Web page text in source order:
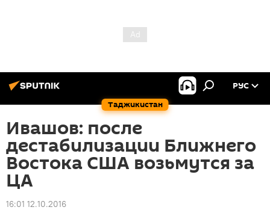
Таджикистан
РУС
Ивашов: после
дестабилизации Ближнего
Востока США возьмутся за
ЦА
16:01 12.10.2016